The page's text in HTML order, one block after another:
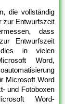
die vollständig
zur Entwurfszeit
dass
Entwurfszeit
in vielen
Word,
Microsoft Word
und Fotoboxen
Word-